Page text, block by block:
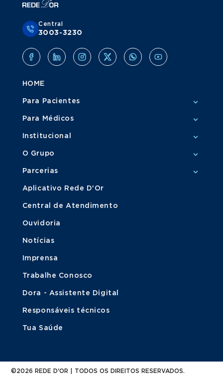
Central
3003-3230
HOME
Para Pacientes
Para Médicos
Institucional
O Grupo
Parcerias
Aplicativo Rede D'Or
Central de Atendimento
Ouvidoria
Notícias
Imprensa
Trabalhe Conosco
Dora - Assistente Digital
Responsáveis técnicos
Tua Saúde
©2026 REDE D'OR | TODOS OS DIREITOS RESERVADOS.